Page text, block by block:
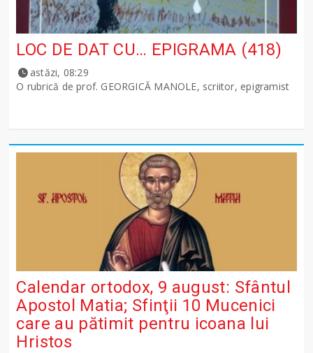
LOC DE DAT CU… EPIGRAMA (418)
astăzi, 08:29
O rubrică de prof. GEORGICĂ MANOLE, scriitor, epigramist
Calendar ortodox, 9 august: Sfântul
Apostol Matia; Sfinţii 10 Mucenici
care au pătimit pentru icoana lui
Hristos